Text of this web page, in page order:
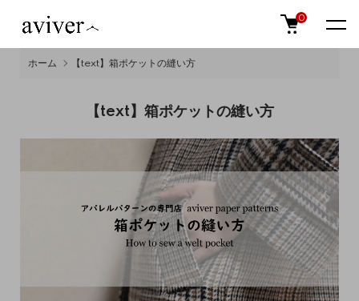
0
ホーム 【text】箱ポケットの縫い方
【text】箱ポケットの縫い方